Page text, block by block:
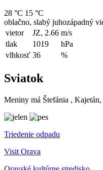
28 °C 15 °C
oblačno, slabý juhozápadný
vietor
JZ, 2.66 m/s
tlak
1019
hPa
vlhkosť 36 %
Sviatok
Meniny má Štefánia ,
Triedenie odpadu
Visit Orava